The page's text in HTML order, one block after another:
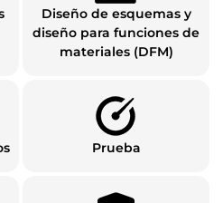
Diseño de esquemas y
diseño para funciones de
materiales (DFM)
Prueba